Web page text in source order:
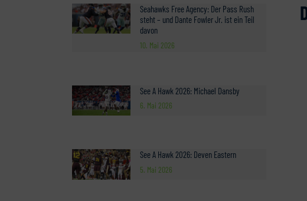
Seahawks Free Agency: Der Pass Rush
steht – und Dante Fowler Jr. ist ein Teil
davon
10. Mai 2026
See A Hawk 2026: Michael Dansby
6. Mai 2026
See A Hawk 2026: Deven Eastern
5. Mai 2026